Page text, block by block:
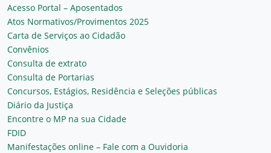
Acesso Portal – Aposentados
Atos Normativos/Provimentos 2025
Carta de Serviços ao Cidadão
Convênios
Consulta de extrato
Consulta de Portarias
Concursos, Estágios, Residência e Seleções públicas
Diário da Justiça
Encontre o MP na sua Cidade
FDID
Manifestações online – Fale com a Ouvidoria